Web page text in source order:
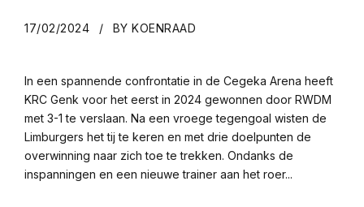
17/02/2024 BY KOENRAAD
In een spannende confrontatie in de Cegeka Arena heeft
KRC Genk voor het eerst in 2024 gewonnen door RWDM
met 3-1 te verslaan. Na een vroege tegengoal wisten de
Limburgers het tij te keren en met drie doelpunten de
overwinning naar zich toe te trekken. Ondanks de
inspanningen en een nieuwe trainer aan het roer...